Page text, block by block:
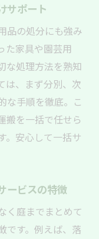
サポート
品の処分にも強み
た家具や園芸用
な処理方法を熟知
は、まず分別、次
な手順を徹底。こ
搬を一括で任せら
。安心して一括サ
ービスの特徴
く庭までまとめて
です。例えば、落